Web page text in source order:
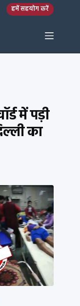
हमें सहयोग करें
में पड़ी
का